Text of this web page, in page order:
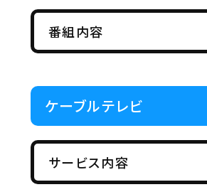
番組内容
ケーブルテレビ
サービス内容